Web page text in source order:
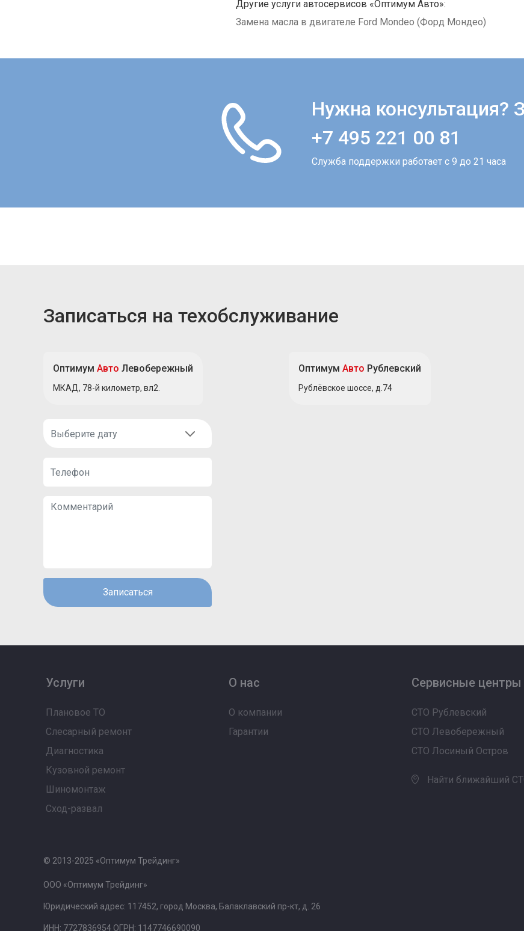
Другие услуги автосервисов «Оптимум Авто»:
Замена масла в двигателе Ford Mondeo (Форд Мондео)
Нужна консультация?
+7 495 221 00 81
Служба поддержки работает с 9 до 21 часа
Записаться на техобслуживание
Оптимум Авто Левобережный
МКАД, 78-й километр, вл2.
Оптимум Авто Рублевский
Рублёвское шоссе, д.74
Записаться
Услуги
Плановое ТО
Слесарный ремонт
Диагностика
Кузовной ремонт
Шиномонтаж
Сход-развал
О нас
О компании
Гарантии
Сервисные центры
СТО Рублевский
СТО Левобережный
СТО Лосиный Остров
Найти ближайший
© 2013-2025 «Оптимум Трейдинг»
ООО «Оптимум Трейдинг»
Юридический адрес: 117452, город Москва, Балаклавский пр-кт, д. 26
ИНН: 7727836954 ОГРН: 1147746690090